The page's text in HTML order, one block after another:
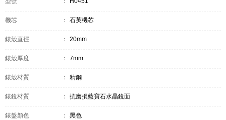
機芯 ： 石英機芯
錶殼直徑 ： 20mm
錶殼厚度 ： 7mm
錶殼材質 ： 精鋼
錶鏡材質 ： 抗磨損藍寶石水晶鏡面
錶盤顏色 ： 黑色